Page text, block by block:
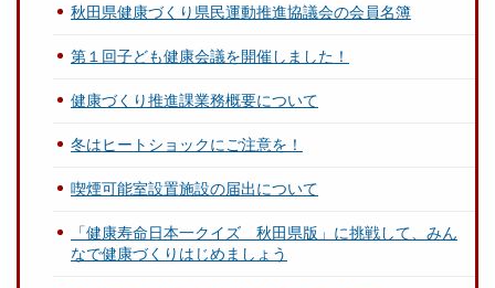
秋田県健康づくり県民運動推進協議会の会員名簿
第１回子ども健康会議を開催しました！
健康づくり推進課業務概要について
冬はヒートショックにご注意を！
喫煙可能室設置施設の届出について
「健康寿命日本一クイズ 秋田県版」に挑戦して、みん
なで健康づくりはじめましょう